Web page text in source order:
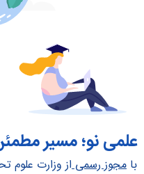
علمی نو؛ مسیر
با مجوز رسمیاز وزارت علوم